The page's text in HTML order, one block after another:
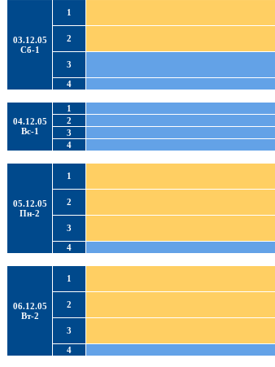
03.12.05
Сб-1
1
2
3
4
04.12.05
Вс-1
1
2
3
4
05.12.05
Пн-2
1
2
3
4
06.12.05
Вт-2
1
2
3
4